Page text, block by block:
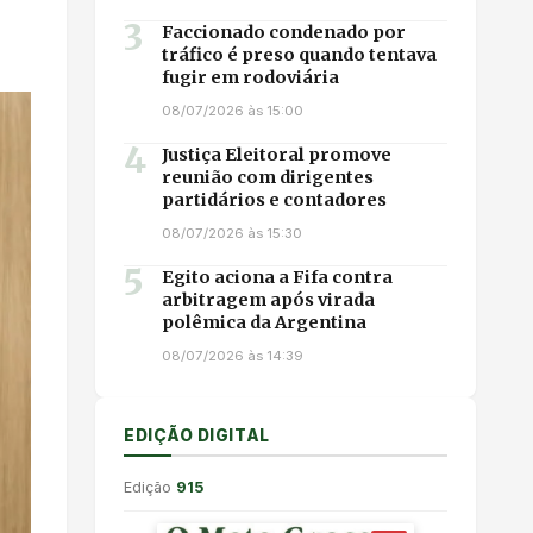
3
Faccionado condenado por
tráfico é preso quando tentava
fugir em rodoviária
08/07/2026 às 15:00
4
Justiça Eleitoral promove
reunião com dirigentes
partidários e contadores
08/07/2026 às 15:30
5
Egito aciona a Fifa contra
arbitragem após virada
polêmica da Argentina
08/07/2026 às 14:39
EDIÇÃO DIGITAL
Edição 915